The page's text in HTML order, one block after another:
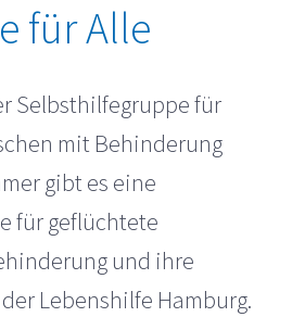
für Alle
Selbsthilfegruppe für
mit Behinderung
gibt es eine
für geflüchtete
und ihre
Lebenshilfe Hamburg.